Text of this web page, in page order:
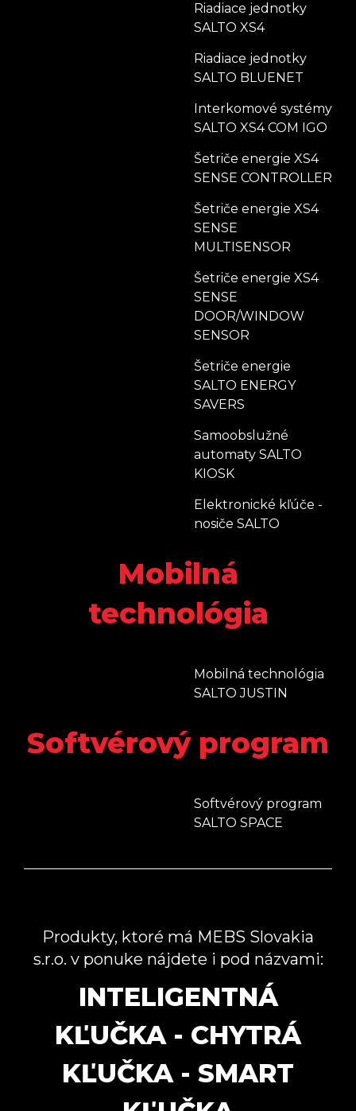
Riadiace jednotky
SALTO XS4
Riadiace jednotky
SALTO BLUENET
Interkomové systémy
SALTO XS4 COM IGO
Šetriče energie XS4
SENSE CONTROLLER
Šetriče energie XS4
SENSE
MULTISENSOR
Šetriče energie XS4
SENSE
DOOR/WINDOW
SENSOR
Šetriče energie
SALTO ENERGY
SAVERS
Samoobslužné
automaty SALTO
KIOSK
Elektronické kľúče -
nosiče SALTO
Mobilná
technológia
Mobilná technológia
SALTO JUSTIN
Softvérový program
Softvérový program
SALTO SPACE
Produkty, ktoré má MEBS Slovakia
s.r.o. v ponuke nájdete i pod názvami:
INTELIGENTNÁ
KĽUČKA - CHYTRÁ
KĽUČKA - SMART